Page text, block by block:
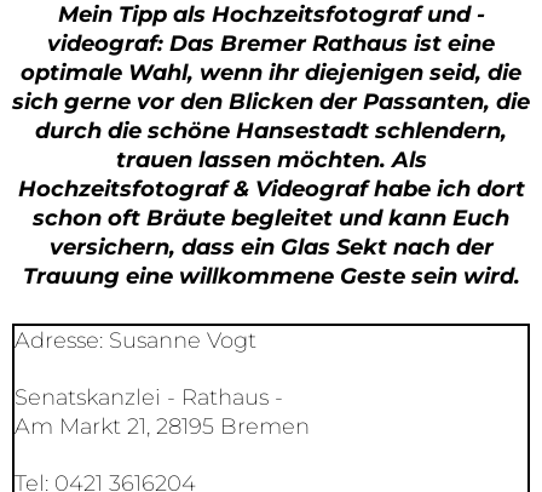
Mein Tipp als Hochzeitsfotograf und -
videograf: Das Bremer Rathaus ist eine
optimale Wahl, wenn ihr diejenigen seid, die
sich gerne vor den Blicken der Passanten, die
durch die schöne Hansestadt schlendern,
trauen lassen möchten. Als
Hochzeitsfotograf & Videograf habe ich dort
schon oft Bräute begleitet und kann Euch
versichern, dass ein Glas Sekt nach der
Trauung eine willkommene Geste sein wird.
Adresse: Susanne Vogt
Senatskanzlei - Rathaus -
Am Markt 21, 28195 Bremen
Tel: 0421 3616204